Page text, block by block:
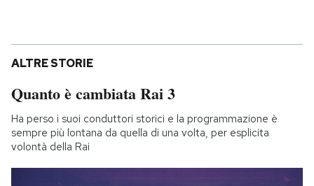
ALTRE STORIE
Quanto è cambiata Rai 3
Ha perso i suoi conduttori storici e la programmazione è
sempre più lontana da quella di una volta, per esplicita
volontà della Rai